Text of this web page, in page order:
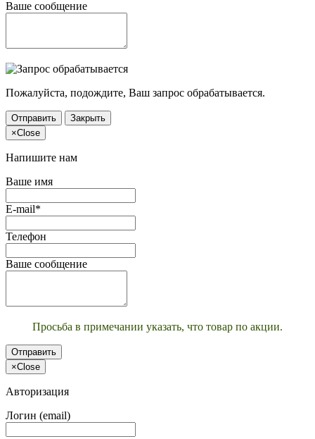
Ваше сообщение
Пожалуйста, подождите, Ваш запрос обрабатывается.
Отправить
Закрыть
×Close
Напишите нам
Ваше имя
E-mail*
Телефон
Ваше сообщение
Просьба в примечании указать, что товар по акции.
Отправить
×Close
Авторизация
Логин (email)